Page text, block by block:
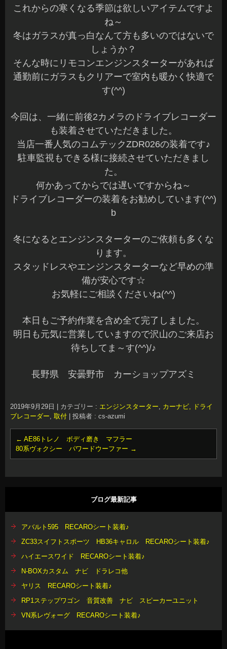
これからの寒くなる季節は欲しいアイテムですよ
ね～
冬はガラスが真っ白なんて方も多いのではないで
しょうか？
そんな時にリモコンエンジンスターターがあれば
通勤前にガラスもクリアーで室内も暖かく快適で
す(^^)
今回は、一緒に前後2カメラのドライブレコーダー
も装着させていただきました。
当店一番人気のコムテックZDR026の装着です♪
駐車監視もできる様に接続させていただきまし
た。
何かあってからでは遅いですからね～
ドライブレコーダーの装着をお勧めしています(^^)
b
冬になるとエンジンスターターのご依頼も多くな
ります。
スタッドレスやエンジンスターターなど早めの準
備が安心です☆
お気軽にご相談くださいね(^^)
本日もご予約作業を含め全て完了しました。
明日も元気に営業していますので沢山のご来店お
待ちしてま～す(^^)/♪
長野県 安曇野市 カーショップアズミ
2019年9月29日 カテゴリー : エンジンスターター, カーナビ, ドライ
ブレコーダー, 取付 投稿者 : cs-azumi
← AE86トレノ ボディ磨き マフラー
80系ヴォクシー パワードウーファー →
ブログ最新記事
アバルト595 RECAROシート装着♪
ZC33スイフトスポーツ HB36キャロル RECAROシート装着♪
ハイエースワイド RECAROシート装着♪
N-BOXカスタム ナビ ドラレコ他
ヤリス RECAROシート装着♪
RP1ステップワゴン 音質改善 ナビ スピーカーユニット
VN系レヴォーグ RECAROシート装着♪